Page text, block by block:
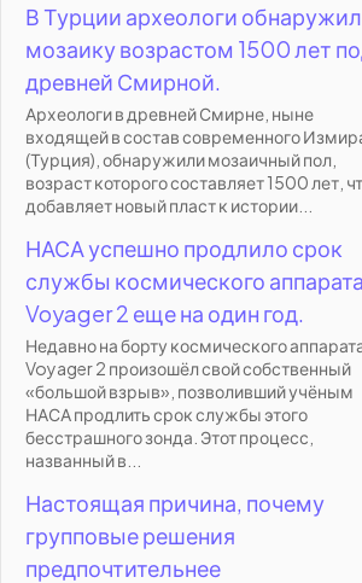
В Турции археологи
мозаику возрастом 1500 лет
древней Смирной.
Археологи в древней Смирне, ныне
входящей в состав современного
(Турция), обнаружили мозаичный пол,
возраст которого составляет 1500 лет,
добавляет новый пласт к истории...
НАСА успешно продлило срок
службы космического аппарата
Voyager 2 еще на один год.
Недавно на борту космического
Voyager 2 произошёл свой собственный
«большой взрыв», позволивший учёным
НАСА продлить срок службы этого
бесстрашного зонда. Этот процесс,
названный в...
Настоящая причина, почему
групповые решения
предпочтительнее